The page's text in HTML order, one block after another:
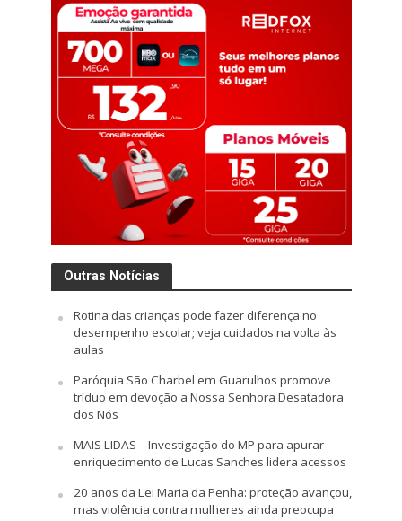
Outras Notícias
Rotina das crianças pode fazer diferença no
desempenho escolar; veja cuidados na volta às
aulas
Paróquia São Charbel em Guarulhos promove
tríduo em devoção a Nossa Senhora Desatadora
dos Nós
MAIS LIDAS – Investigação do MP para apurar
enriquecimento de Lucas Sanches lidera acessos
20 anos da Lei Maria da Penha: proteção avançou,
mas violência contra mulheres ainda preocupa